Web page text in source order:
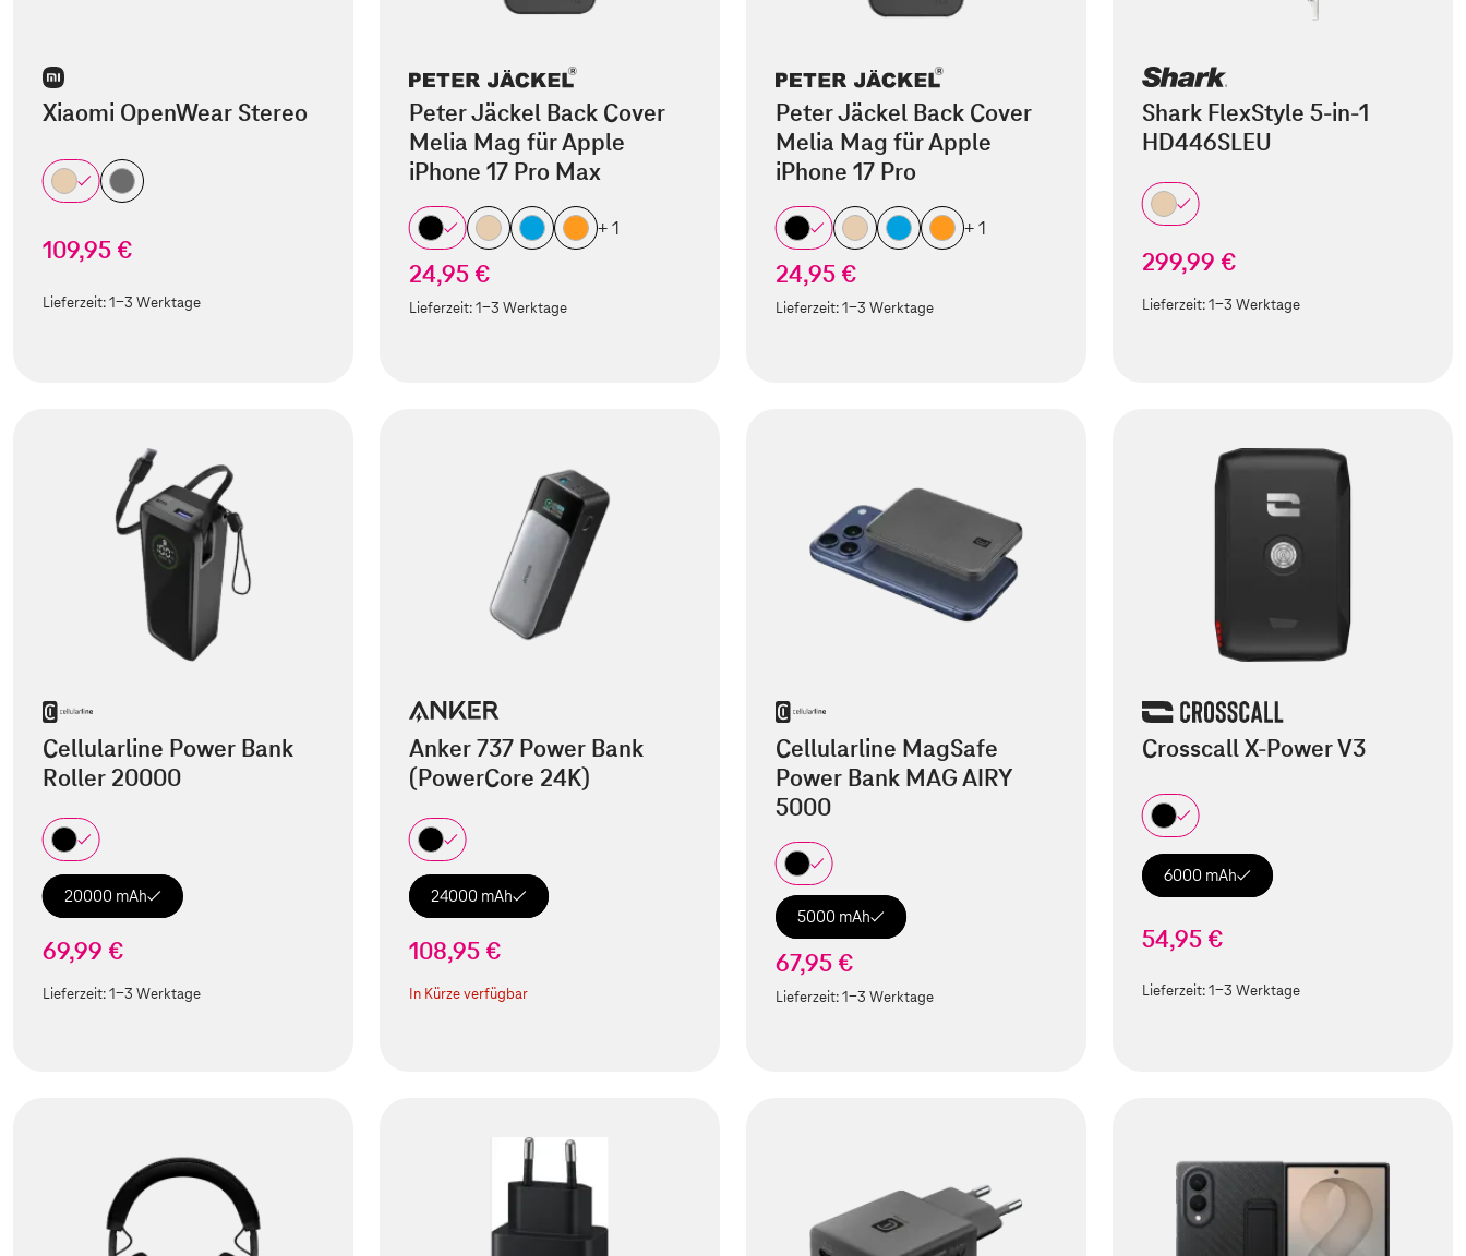
Xiaomi OpenWear Stereo
109,95 €
Lieferzeit:1-3 Werktage
Peter Jäckel Back Cover
Melia Mag für Apple
iPhone 17 Pro Max
+ 1
24,95 €
Lieferzeit:1-3 Werktage
Peter Jäckel Back Cover
Melia Mag für Apple
iPhone 17 Pro
+ 1
24,95 €
Lieferzeit:1-3 Werktage
Shark FlexStyle 5-in-1
HD446SLEU
299,99 €
Lieferzeit:1-3 Werktage
Cellularline Power Bank
Roller 20000
20000 mAh
69,99 €
Lieferzeit:1-3 Werktage
Anker 737 Power Bank
(PowerCore 24K)
24000 mAh
108,95 €
In Kürze verfügbar
Cellularline MagSafe
Power Bank MAG AIRY
5000
5000 mAh
67,95 €
Lieferzeit:1-3 Werktage
Crosscall X-Power V3
6000 mAh
54,95 €
Lieferzeit:1-3 Werktage